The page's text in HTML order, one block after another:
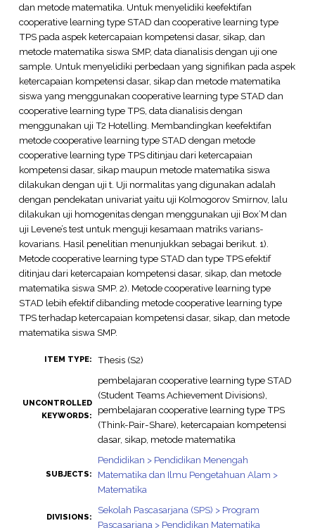
dan metode matematika. Untuk menyelidiki keefektifan
cooperative learning type STAD dan cooperative learning type
TPS pada aspek ketercapaian kompetensi dasar, sikap, dan
metode matematika siswa SMP, data dianalisis dengan uji one
sample. Untuk menyelidiki perbedaan yang signifikan pada aspek
ketercapaian kompetensi dasar, sikap dan metode matematika
siswa yang menggunakan cooperative learning type STAD dan
cooperative learning type TPS, data dianalisis dengan
menggunakan uji T2 Hotelling. Membandingkan keefektifan
metode cooperative learning type STAD dengan metode
cooperative learning type TPS ditinjau dari ketercapaian
kompetensi dasar, sikap maupun metode matematika siswa
dilakukan dengan uji t. Uji normalitas yang digunakan adalah
dengan pendekatan univariat yaitu uji Kolmogorov Smirnov, lalu
dilakukan uji homogenitas dengan menggunakan uji Box’M dan
uji Levene’s test untuk menguji kesamaan matriks varians-
kovarians. Hasil penelitian menunjukkan sebagai berikut. 1).
Metode cooperative learning type STAD dan type TPS efektif
ditinjau dari ketercapaian kompetensi dasar, sikap, dan metode
matematika siswa SMP. 2). Metode cooperative learning type
STAD lebih efektif dibanding metode cooperative learning type
TPS terhadap ketercapaian kompetensi dasar, sikap, dan metode
matematika siswa SMP.
ITEM TYPE: Thesis (S2)
UNCONTROLLED
KEYWORDS:
pembelajaran cooperative learning type STAD
(Student Teams Achievement Divisions),
pembelajaran cooperative learning type TPS
(Think-Pair-Share), ketercapaian kompetensi
dasar, sikap, metode matematika
SUBJECTS:
Pendidikan > Pendidikan Menengah
Matematika dan Ilmu Pengetahuan Alam >
Matematika
DIVISIONS:
Sekolah Pascasarjana (SPS) > Program
Pascasarjana > Pendidikan Matematika